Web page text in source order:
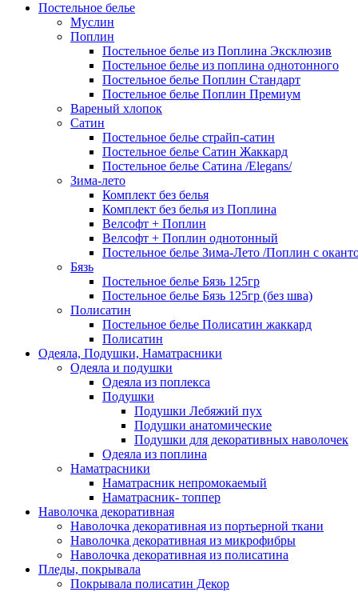
Постельное белье
Муслин
Поплин
Постельное белье из Поплина Эксклюзив
Постельное белье из поплина однотонного
Постельное белье Поплин Стандарт
Постельное белье Поплин Премиум
Вареный хлопок
Сатин
Постельное белье страйп-сатин
Постельное белье Сатин Жаккард
Постельное белье Сатина /Elegans/
Зима-лето
Комплект без белья
Комплект без белья из Поплина
Велсофт + Поплин
Велсофт + Поплин однотонный
Постельное белье Зима-Лето /Поплин с
Бязь
Постельное белье Бязь 125гр
Постельное белье Бязь 125гр (без шва)
Полисатин
Постельное белье Полисатин жаккард
Полисатин
Одеяла, Подушки, Наматрасники
Одеяла и подушки
Одеяла из поплекса
Подушки
Подушки Лебяжий пух
Подушки анатомические
Подушки для декоративных наволочек
Одеяла из поплина
Наматрасники
Наматрасник непромокаемый
Наматрасник- топпер
Наволочка декоративная
Наволочка декоративная из портьерной ткани
Наволочка декоративная из микрофибры
Наволочка декоративная из полисатина
Пледы, покрывала
Покрывала полисатин Декор